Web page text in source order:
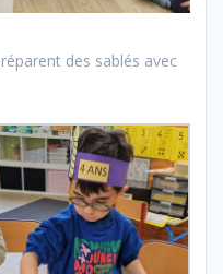
des sablés avec